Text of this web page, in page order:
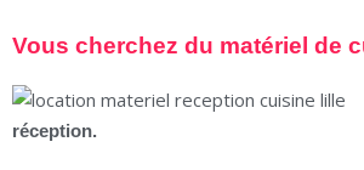
Vous cherchez du matériel de
réception.